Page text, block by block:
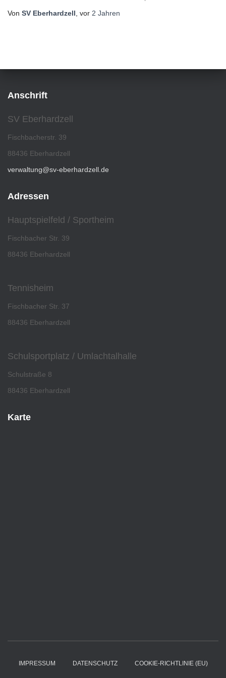
Von SV Eberhardzell , vor 2 Jahren
Anschrift
SV Eberhardzell
Fischbacherstr. 39
88436 Eberhardzell
verwaltung@sv-eberhardzell.de
Adressen
Hauptspielfeld / Sportheim
Fischbacher Str. 39
88436 Eberhardzell
Tennisheim
Fischbacher Str. 37
88436 Eberhardzell
Schulsportplatz / Umlachtalhalle
Schulstraße 8
88436 Eberhardzell
Karte
IMPRESSUM DATENSCHUTZ COOKIE-RICHTLINIE (EU)